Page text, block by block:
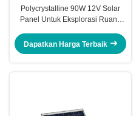
Polycrystalline 90W 12V Solar
Panel Untuk Eksplorasi Ruang
Transportasi
Dapatkan Harga Terbaik